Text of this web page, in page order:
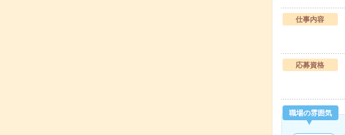
仕事内容
応募資格
職場の雰囲気